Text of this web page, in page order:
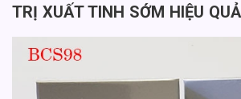
TRỊ XUẤT TINH SỚM HIỆU QUẢ